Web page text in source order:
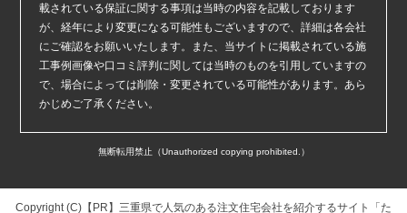
載されている保証に関する事項は当時の内容を記載しております
が、経年により変更になる可能性もございますので、詳細は各会社
にご確認をお願いいたします。また、当サイトに掲載されている施
工事例画像や口コミ評判に関しては当時のものを引用していますの
で、場合によっては削除・変更されている可能性があります。あら
かじめご了承ください。
無断転用禁止（Unauthorized copying prohibited.）
Copyright (C)【PR】 三重県で人気のある注文住宅会社を紹介するサイト「た